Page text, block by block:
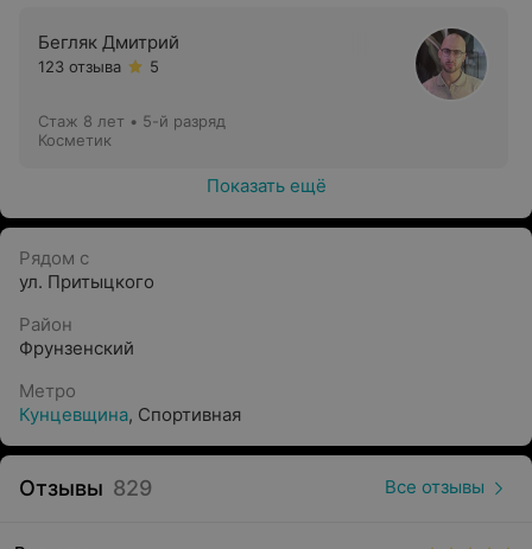
Бегляк Дмитрий
123 отзыва 5
Стаж 8 лет • 5-й разряд
Косметик
Показать ещё
Рядом с
ул. Притыцкого
Район
Фрунзенский
Метро
Кунцевщина, Спортивная
Отзывы 829 Все отзывы